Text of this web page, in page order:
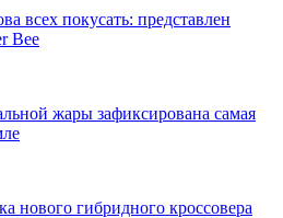
всех покусать: представлен
Bee
жары зафиксирована самая
нового гибридного кроссовера